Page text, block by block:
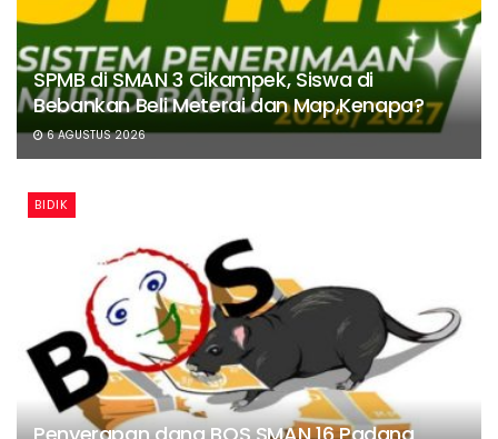
SPMB di SMAN 3 Cikampek, Siswa di
Bebankan Beli Meterai dan Map,Kenapa?
6 AGUSTUS 2026
BIDIK